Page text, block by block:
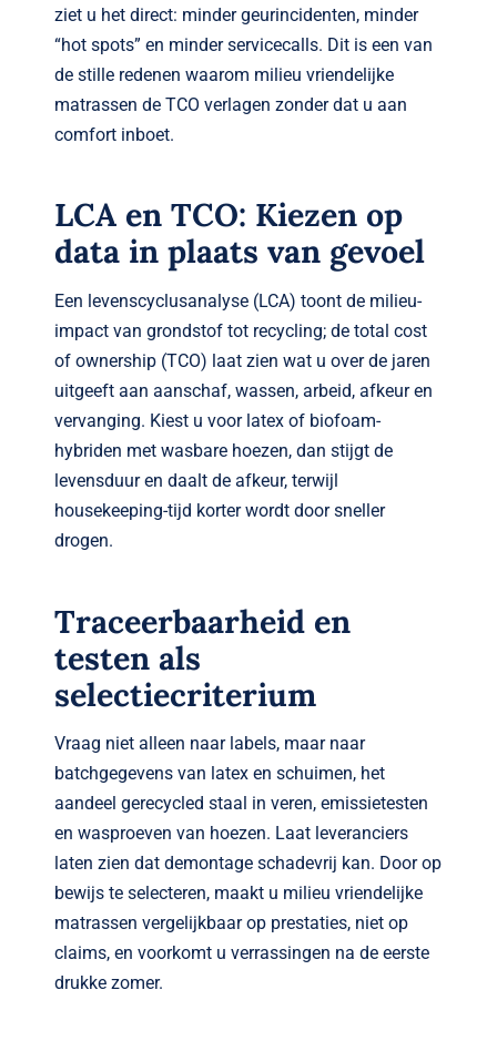
ziet u het direct: minder geurincidenten, minder
“hot spots” en minder servicecalls. Dit is een van
de stille redenen waarom milieu vriendelijke
matrassen de TCO verlagen zonder dat u aan
comfort inboet.
LCA en TCO: Kiezen op
data in plaats van gevoel
Een levenscyclusanalyse (LCA) toont de milieu-
impact van grondstof tot recycling; de total cost
of ownership (TCO) laat zien wat u over de jaren
uitgeeft aan aanschaf, wassen, arbeid, afkeur en
vervanging. Kiest u voor latex of biofoam-
hybriden met wasbare hoezen, dan stijgt de
levensduur en daalt de afkeur, terwijl
housekeeping-tijd korter wordt door sneller
drogen.
Traceerbaarheid en
testen als
selectiecriterium
Vraag niet alleen naar labels, maar naar
batchgegevens van latex en schuimen, het
aandeel gerecycled staal in veren, emissietesten
en wasproeven van hoezen. Laat leveranciers
laten zien dat demontage schadevrij kan. Door op
bewijs te selecteren, maakt u milieu vriendelijke
matrassen vergelijkbaar op prestaties, niet op
claims, en voorkomt u verrassingen na de eerste
drukke zomer.